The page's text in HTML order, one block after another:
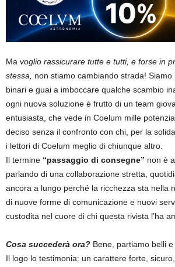
Ma voglio rassicurare tutte e tutti, e forse in
stessa,
non stiamo cambiando strada!
binari e guai a imboccare qualche scambio
ogni nuova soluzione è frutto di un team
entusiasta, che vede in Coelum mille
deciso senza il confronto con chi, per la
i lettori di Coelum meglio di chiunque altro.
Il termine “passaggio di consegne” non è
parlando di una collaborazione stretta,
ancora a lungo perché la ricchezza sta nella
di nuove forme di comunicazione e nuovi
custodita nel cuore di chi questa rivista l’ha
Cosa succederà ora? Bene, partiamo belli
Il logo lo testimonia: un carattere forte,